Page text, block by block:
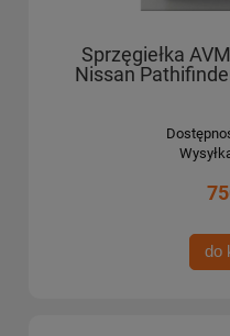
Sprzęgiełka
Nissan
do